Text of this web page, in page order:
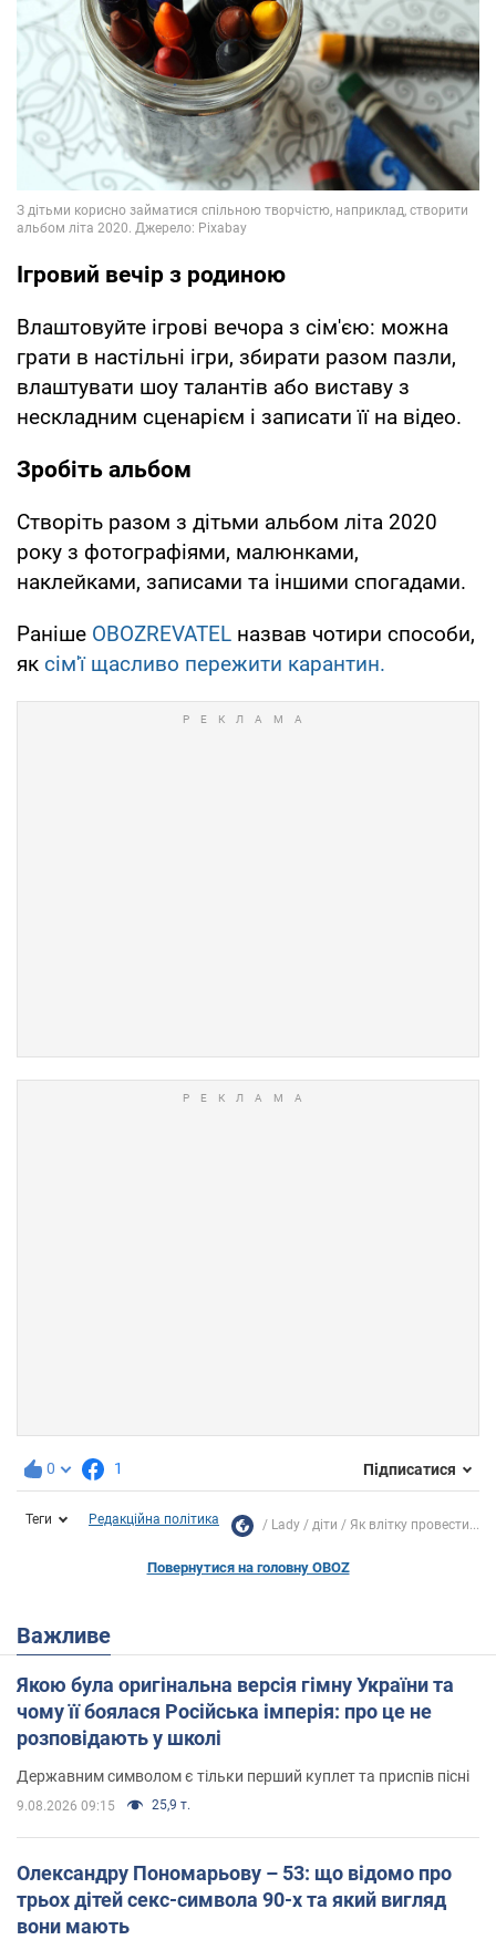
Ігровий вечір з родиною
Влаштовуйте ігрові вечора з сім'єю: можна
грати в настільні ігри, збирати разом пазли,
влаштувати шоу талантів або виставу з
нескладним сценарієм і записати її на відео.
Зробіть альбом
Створіть разом з дітьми альбом літа 2020
року з фотографіями, малюнками,
наклейками, записами та іншими спогадами.
Раніше OBOZREVATEL назвав чотири способи,
як сім'ї щасливо пережити карантин.
0 1 Підписатися
Теги Редакційна політика Lady діти Як влітку провести...
Повернутися на головну OBOZ
Важливе
Якою була оригінальна версія гімну України та
чому її боялася Російська імперія: про це не
розповідають у школі
Державним символом є тільки перший куплет та приспів пісні
9.08.2026 09:15 25,9 т.
Олександру Пономарьову – 53: що відомо про
трьох дітей секс-символа 90-х та який вигляд
вони мають